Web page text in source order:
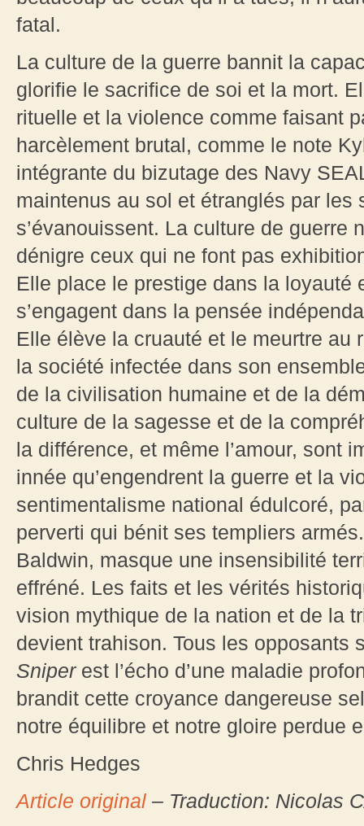
fatal.
La culture de la guerre bannit la
glorifie le sacrifice de soi et la mort.
rituelle et la violence comme faisant
harcèlement brutal, comme le note
intégrante du bizutage des Navy
maintenus au sol et étranglés par les
s’évanouissent. La culture de guerre
dénigre ceux qui ne font pas
Elle place le prestige dans la loyauté
s’engagent dans la pensée
Elle élève la cruauté et le meurtre au
la société infectée dans son
de la civilisation humaine et de la
culture de la sagesse et de la
la différence, et même l’amour, sont
innée qu’engendrent la guerre et la
sentimentalisme national édulcoré,
perverti qui bénit ses templiers
Baldwin, masque une insensibilité
effréné. Les faits et les vérités
vision mythique de la nation et de la
devient trahison. Tous les opposants
Sniperest l’écho d’une maladie
brandit cette croyance dangereuse
notre équilibre et notre gloire perdue
Chris Hedges
Article original – Traduction: Nicolas